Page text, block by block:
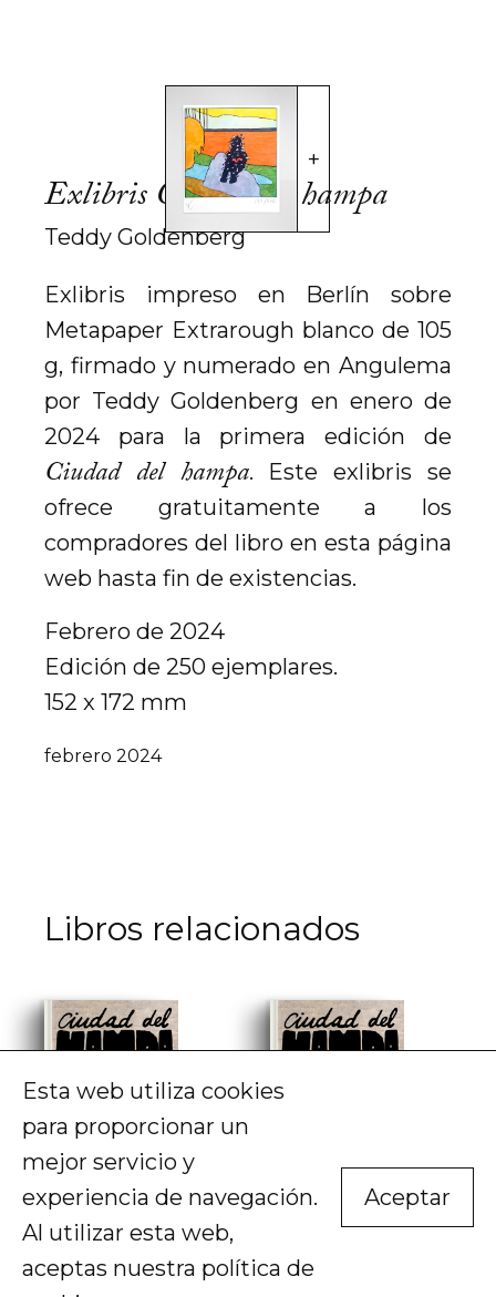
Exlibris Ciudad del hampa
Teddy Goldenberg
Exlibris impreso en Berlín sobre
Metapaper Extrarough blanco de 105
g, firmado y numerado en Angulema
por Teddy Goldenberg en enero de
2024 para la primera edición de
Ciudad del hampa. Este exlibris se
ofrece gratuitamente a los
compradores del libro en esta página
web hasta fin de existencias.
Febrero de 2024
Edición de 250 ejemplares.
152 x 172 mm
febrero 2024
Libros relacionados
Esta web utiliza cookies
para proporcionar un
mejor servicio y
experiencia de navegación.
Al utilizar esta web,
aceptas nuestra política de
Aceptar